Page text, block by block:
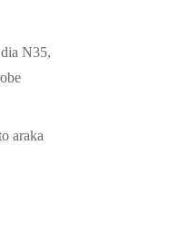
N35,
araka